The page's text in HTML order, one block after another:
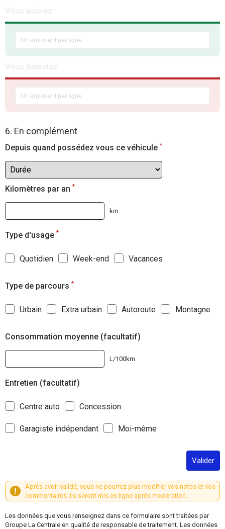
6. En complément
Depuis quand possédez vous ce véhicule *
Kilomètres par an *
km
Type d'usage *
Quotidien Week-end Vacances
Type de parcours *
Urbain Extra urbain Autoroute Montagne
Consommation moyenne (facultatif)
L/100km
Entretien (facultatif)
Centre auto Concession
Garagiste indépendant Moi-même
Valider
Après avoir validé, vous ne pourrez plus modifier vos notes et vos
commentaires. Ils seront mis en ligne après modération.
Les données que vous renseignez dans ce formulaire sont traitées par
Groupe La Centrale en qualité de responsable de traitement. Les données